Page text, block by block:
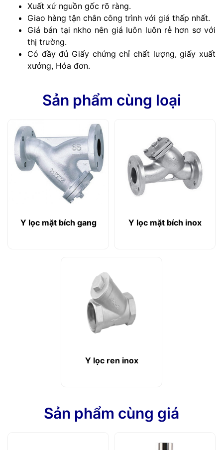
Xuất xứ nguồn gốc rõ ràng.
Giao hàng tận chân công trình với giá thấp nhất.
Giá bán tại nkho nên giá luôn luôn rẻ hơn sơ với
thị trường.
Có đầy đủ Giấy chứng chỉ chất lượng, giấy xuất
xưởng, Hóa đơn.
Sản phẩm cùng loại
Y lọc mặt bích gang Y lọc mặt bích inox
Y lọc ren inox
Sản phẩm cùng giá